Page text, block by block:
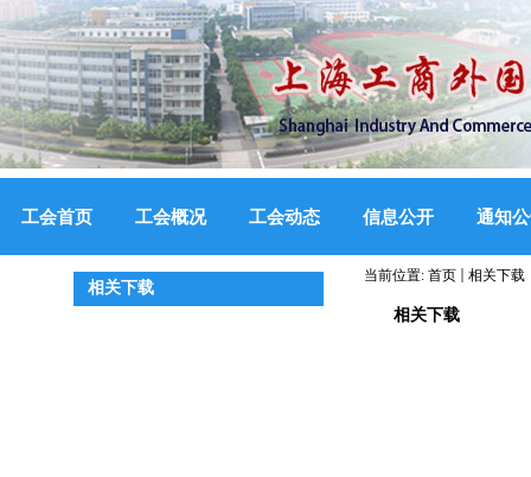
工会首页 工会概况 工会动态 信息公开 通知
相关下载
当前位置: 首页 相关下载
相关下载